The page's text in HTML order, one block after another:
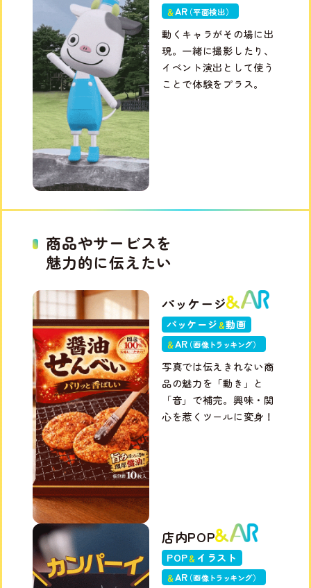
＆AR（平面検出）
動くキャラがその場に出
現。一緒に撮影したり、
イベント演出として使う
ことで体験をプラス。
商品やサービスを
魅力的に伝えたい
パッケージ
パッケージ＆動画
＆AR（画像トラッキング）
写真では伝えきれない商
品の魅力を「動き」と
「音」で補完。興味・関
心を惹くツールに変身！
店内POP
POP＆ イラスト
＆AR（画像トラッキング）